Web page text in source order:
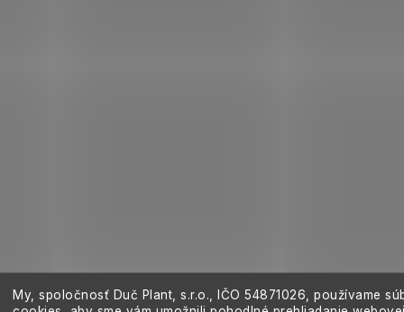
My, spoločnosť Duč Plant, s.r.o., IČO 54871026,
používame